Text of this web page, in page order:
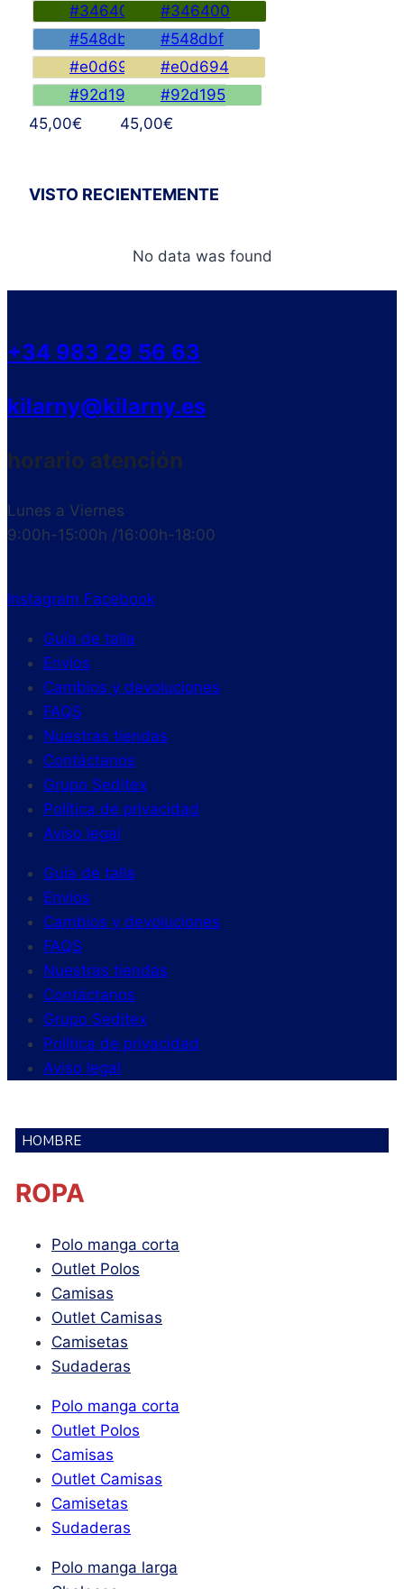
#346400
#548dbf
#e0d694
#92d195
45,00€
#346400
#548dbf
#e0d694
#92d195
45,00€
VISTO RECIENTEMENTE
No data was found
+34 983 29 56 63
kilarny@kilarny.es
horario atención
Lunes a Viernes
9:00h-15:00h /16:00h-18:00
Instagram Facebook
Guía de talla
Envíos
Cambios y devoluciones
FAQS
Nuestras tiendas
Contáctanos
Grupo Seditex
Política de privacidad
Aviso legal
Guía de talla
Envíos
Cambios y devoluciones
FAQS
Nuestras tiendas
Contáctanos
Grupo Seditex
Política de privacidad
Aviso legal
HOMBRE
ROPA
Polo manga corta
Outlet Polos
Camisas
Outlet Camisas
Camisetas
Sudaderas
Polo manga corta
Outlet Polos
Camisas
Outlet Camisas
Camisetas
Sudaderas
Polo manga larga